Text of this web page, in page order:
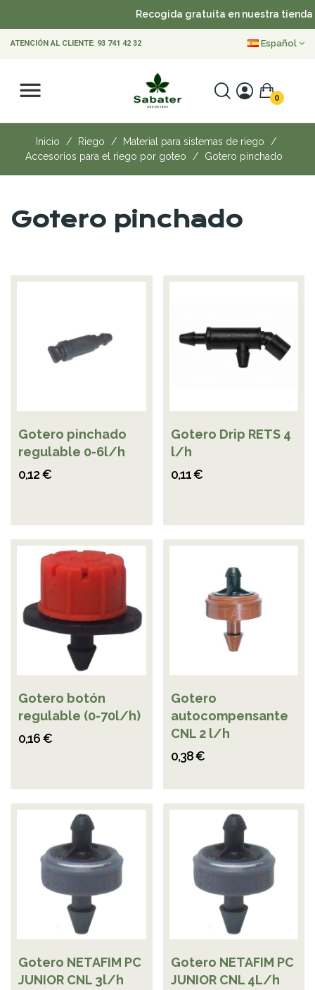
Recogida gratuita en nuestra tienda
ATENCIÓN AL CLIENTE: 93 741 42 32 Español
0
Inicio Riego
Material para sistemas de riego
Accesorios para el riego por goteo
Gotero pinchado
Gotero pinchado
Gotero pinchado
regulable 0-6l/h
0,12 €
Gotero Drip RETS 4
l/h
0,11 €
Gotero botón
regulable (0-70l/h)
0,16 €
Gotero
autocompensante
CNL 2 l/h
0,38 €
Gotero NETAFIM PC
JUNIOR CNL 3l/h
Gotero NETAFIM PC
JUNIOR CNL 4L/h